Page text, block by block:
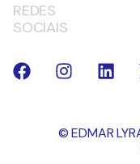
REDES
SOCIAIS
© EDMAR